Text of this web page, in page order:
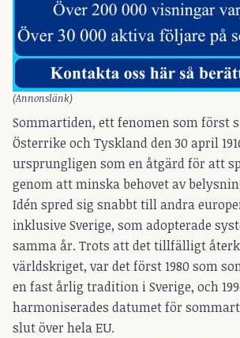
(Annonslänk)
Sommartiden, ett fenomen som först
Österrike och Tyskland den 30 april
ursprungligen som en åtgärd för att
genom att minska behovet av
Idén spred sig snabbt till andra
inklusive Sverige, som adopterade
samma år. Trots att det tillfälligt
världskriget, var det först 1980 som
en fast årlig tradition i Sverige, och
harmoniserades datumet för
slut över hela EU.